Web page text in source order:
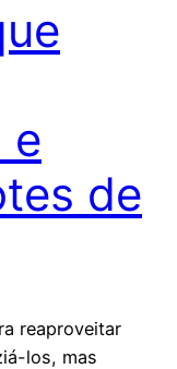
e
de
reaproveitar
los, mas